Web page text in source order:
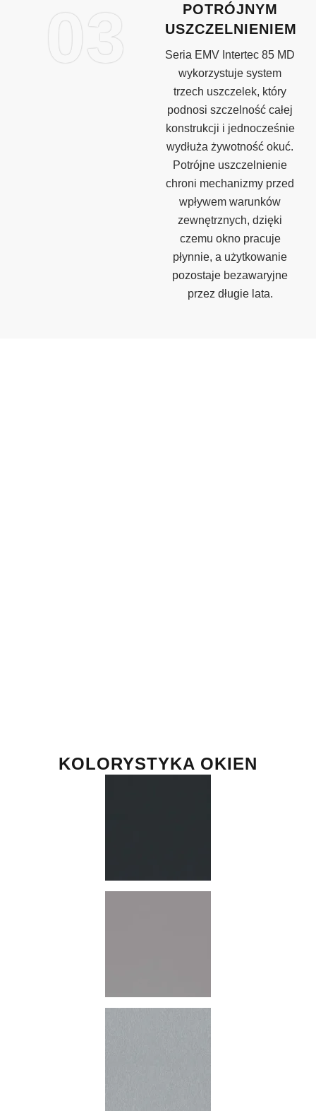
03
POTRÓJNYM
USZCZELNIENIEM
Seria EMV Intertec 85 MD
wykorzystuje system
trzech uszczelek, który
podnosi szczelność całej
konstrukcji i jednocześnie
wydłuża żywotność okuć.
Potrójne uszczelnienie
chroni mechanizmy przed
wpływem warunków
zewnętrznych, dzięki
czemu okno pracuje
płynnie, a użytkowanie
pozostaje bezawaryjne
przez długie lata.
KOLORYSTYKA OKIEN